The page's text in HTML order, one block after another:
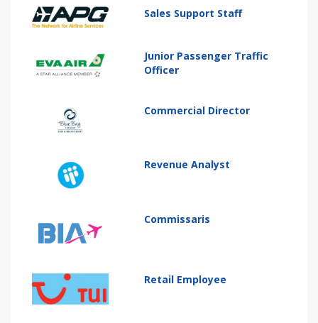
Sales Support Staff
Junior Passenger Traffic
Officer
Commercial Director
Revenue Analyst
Commissaris
Retail Employee